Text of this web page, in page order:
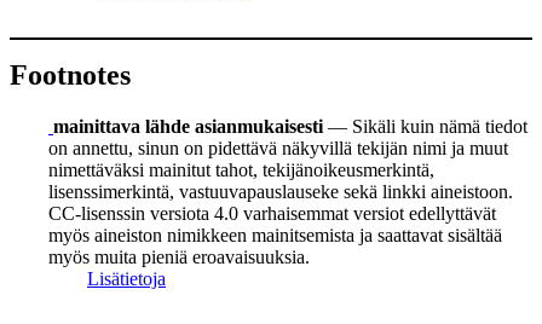
Footnotes
mainittava lähde asianmukaisesti — Sikäli kuin nämä tiedot
on annettu, sinun on pidettävä näkyvillä tekijän nimi ja muut
nimettäväksi mainitut tahot, tekijänoikeusmerkintä,
lisenssimerkintä, vastuuvapauslauseke sekä linkki aineistoon.
CC-lisenssin versiota 4.0 varhaisemmat versiot edellyttävät
myös aineiston nimikkeen mainitsemista ja saattavat sisältää
myös muita pieniä eroavaisuuksia.
Lisätietoja